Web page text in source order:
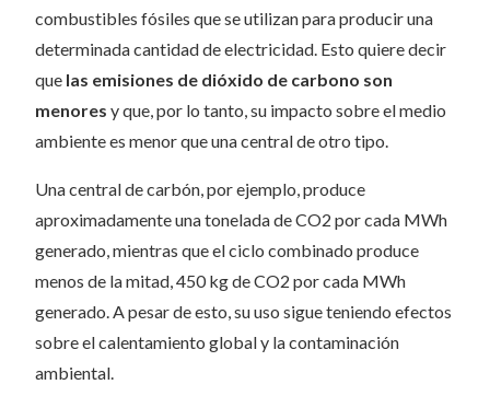
combustibles fósiles que se utilizan para producir una
determinada cantidad de electricidad. Esto quiere decir
que las emisiones de dióxido de carbono son
menores y que, por lo tanto, su impacto sobre el medio
ambiente es menor que una central de otro tipo.
Una central de carbón, por ejemplo, produce
aproximadamente una tonelada de CO2 por cada MWh
generado, mientras que el ciclo combinado produce
menos de la mitad, 450 kg de CO2 por cada MWh
generado. A pesar de esto, su uso sigue teniendo efectos
sobre el calentamiento global y la contaminación
ambiental.